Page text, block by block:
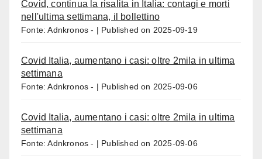
Covid, continua la risalita in Italia: contagi e morti
nell'ultima settimana, il bollettino
Fonte: Adnkronos - Published on 2025-09-19
Covid Italia, aumentano i casi: oltre 2mila in ultima
settimana
Fonte: Adnkronos - Published on 2025-09-06
Covid Italia, aumentano i casi: oltre 2mila in ultima
settimana
Fonte: Adnkronos - Published on 2025-09-06